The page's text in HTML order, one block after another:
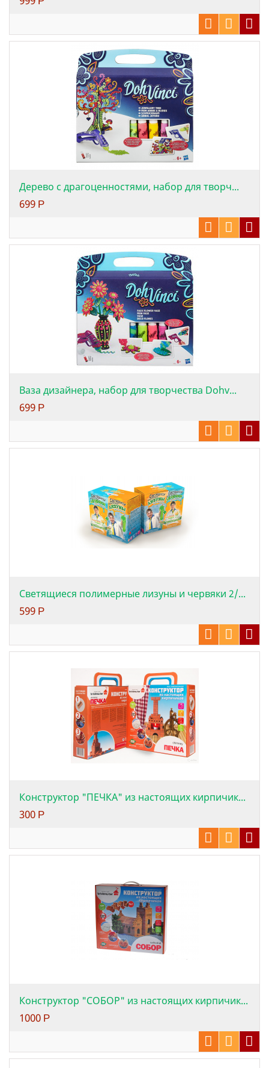
Дерево с драгоценностями, набор для творч...
699 Р
Ваза дизайнера, набор для творчества Dohv...
699 Р
Светящиеся полимерные лизуны и червяки 2/...
599 Р
Конструктор "ПЕЧКА" из настоящих кирпичик...
300 Р
Конструктор "СОБОР" из настоящих кирпичик...
1000 Р